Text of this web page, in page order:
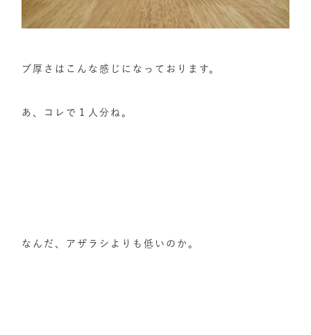
ブ厚さはこんな感じになっております。
あ、コレで１人分ね。
なんだ、アザラシよりも低いのか。